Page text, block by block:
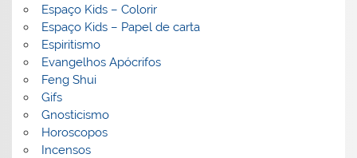
Espaço Kids – Colorir
Espaço Kids – Papel de carta
Espiritismo
Evangelhos Apócrifos
Feng Shui
Gifs
Gnosticismo
Horoscopos
Incensos